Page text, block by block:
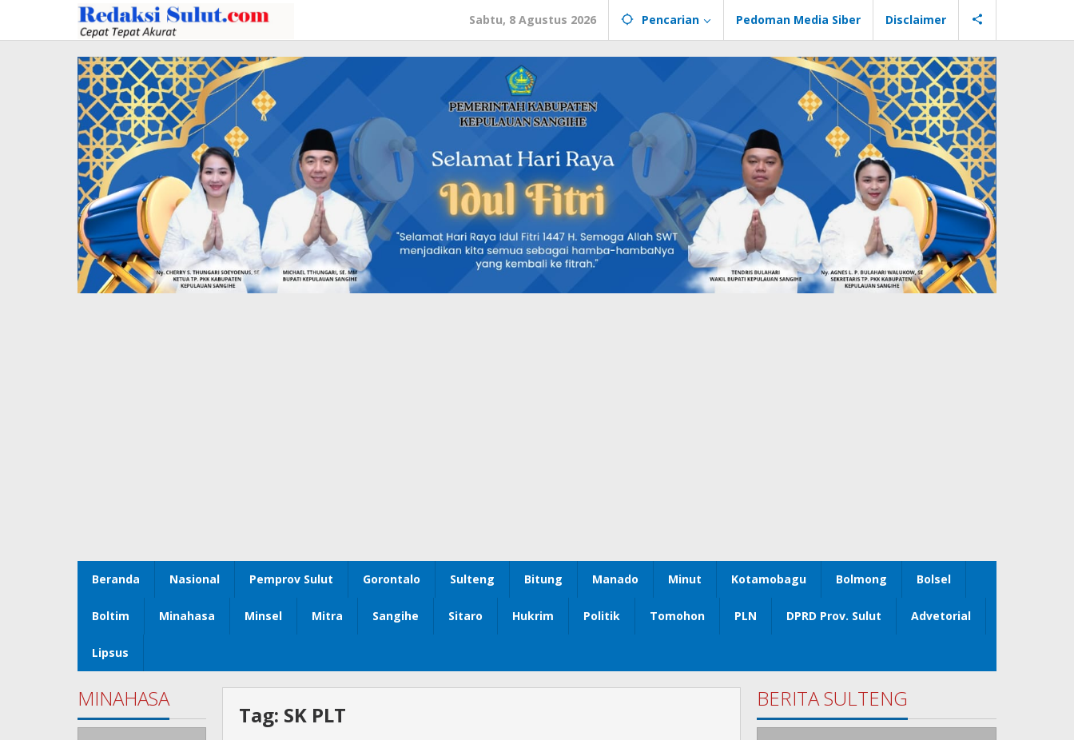
konten
Sabtu, 8 Agustus 2026 Pencarian Pedoman Media Siber Disclaimer
Beranda Nasional Pemprov Sulut Gorontalo Sulteng Bitung Manado Minut Kotamobagu Bolmong Bolsel
Boltim Minahasa Minsel Mitra Sangihe Sitaro Hukrim Politik Tomohon PLN DPRD Prov. Sulut Advetorial
Lipsus
MINAHASA
Tag: SK PLT
BERITA SULTENG